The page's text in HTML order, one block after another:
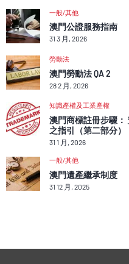
一般/其他
澳門公證服務指南
31 3 月, 2026
勞動法
澳門勞動法 QA 2
28 2 月, 2026
知識產權及工業產權
澳門商標註冊步驟：
之指引（第二部分）
31 1 月, 2026
一般/其他
澳門遺產繼承制度
31 12 月, 2025